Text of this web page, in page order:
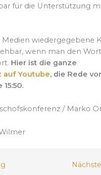
für die Unterstützung
Medien wiedergegebene
wenn man den
Hier ist die ganze
auf Youtube, die Rede
/ Marko